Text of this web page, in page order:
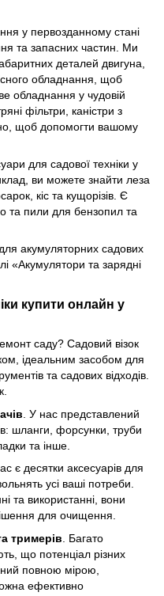
у первозданному стані
та запасних частин. Ми
деталей двигуна,
обладнання, щоб
обладнання у чудовій
фільтри, каністри з
щоб допомогти вашому
для садової техніки у
ви можете знайти леза
кіс та кущорізів. Є
та пили для бензопил та
акумуляторних садових
«Акумулятори та зарядні
купити онлайн у
саду? Садовий візок
ідеальним засобом для
та садових відходів.
. У нас представлений
шланги, форсунки, труби
та інше.
є десятки аксесуарів для
усі ваші потреби.
та використанні, вони
для очищення.
тримерів . Багато
що потенціал різних
повною мірою,
ефективно